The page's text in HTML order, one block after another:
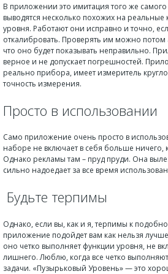
В приложении это имитация того же самого
выводятся несколько похожих на
уровня. Работают они исправно и точно,
откалибровать. Проверять им можно потом
что оно будет показывать неправильно.
верное и не допускает погрешностей.
реально прибора, имеет измеритель
точность измерения.
Просто в использовании
Само приложение очень просто в
наборе не включает в себя больше ничего,
Однако рекламы там – пруд пруди. Она
сильно надоедает за все время
Будьте терпимы
Однако, если вы, как и я, терпимы к
приложение подойдет вам как нельзя
оно четко выполняет функции уровня, не
лишнего. Люблю, когда все четко
задачи. «Пузырьковый Уровень» — это